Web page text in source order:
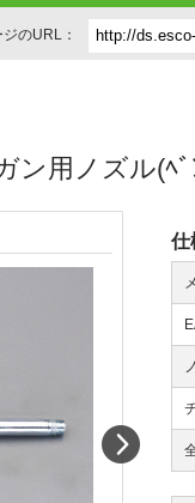
のURL：
ン用ノズル(ﾍﾞ
仕